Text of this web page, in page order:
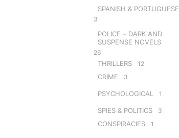
SPANISH & PORTUGUESE
3
POLICE – DARK AND
SUSPENSE NOVELS
26
THRILLERS 12
CRIME 3
PSYCHOLOGICAL 1
SPIES & POLITICS 3
CONSPIRACIES 1